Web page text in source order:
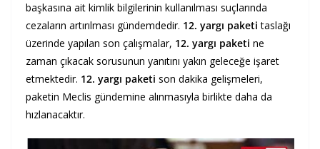
başkasına ait kimlik bilgilerinin kullanılması suçlarında
cezaların artırılması gündemdedir. 12. yargı paketi taslağı
üzerinde yapılan son çalışmalar, 12. yargı paketi ne
zaman çıkacak sorusunun yanıtını yakın geleceğe işaret
etmektedir. 12. yargı paketi son dakika gelişmeleri,
paketin Meclis gündemine alınmasıyla birlikte daha da
hızlanacaktır.